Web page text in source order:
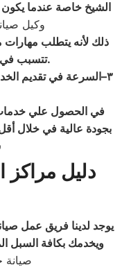
الشيخ خاصة عندما
وكيل
ذلك لأنه يتطلب مهارات
تتسبب في.
٣–السرعة في تقديم
في الحصول علي
بجودة عالية في خلال
دليل
يوجد لدينا فريق عمل
ويخدمك بكافة السبل